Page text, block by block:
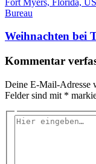
Weihnachten bei
Kommentar
Deine E-Mail-Adresse
Felder sind mit *
Hier